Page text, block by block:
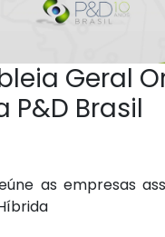
Geral
P&D Brasil
as empresas